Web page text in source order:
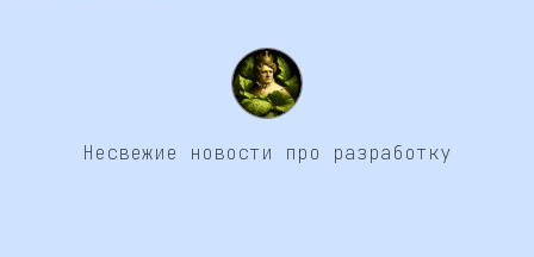
Несвежие новости про разработку